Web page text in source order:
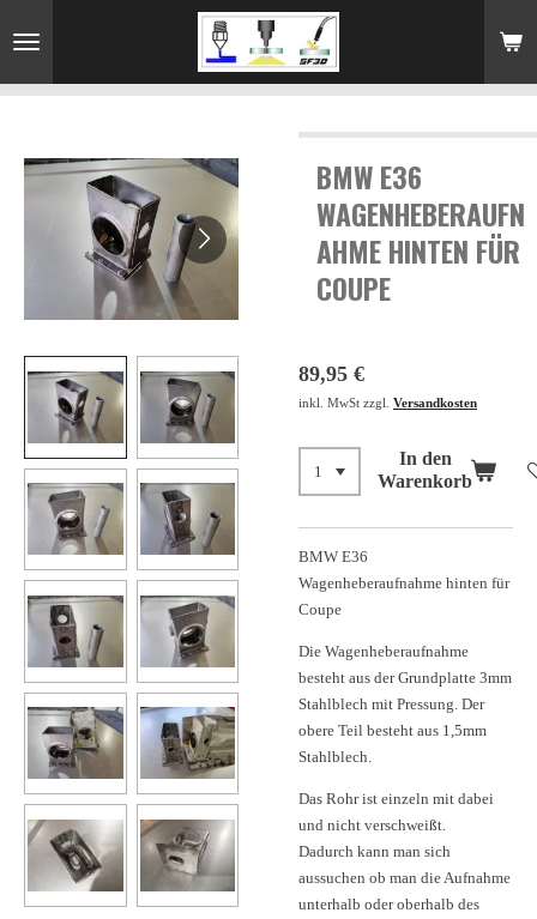
Hauptinhalt
BMW E36
WAGENHEBERAUFN
AHME HINTEN FÜR
COUPE
89,95 €
inkl. MwSt zzgl. Versandkosten
In den
Warenkorb
BMW E36
Wagenheberaufnahme hinten für
Coupe
Die Wagenheberaufnahme
besteht aus der Grundplatte 3mm
Stahlblech mit Pressung. Der
obere Teil besteht aus 1,5mm
Stahlblech.
Das Rohr ist einzeln mit dabei
und nicht verschweißt.
Dadurch kann man sich
aussuchen ob man die Aufnahme
unterhalb oder oberhalb des